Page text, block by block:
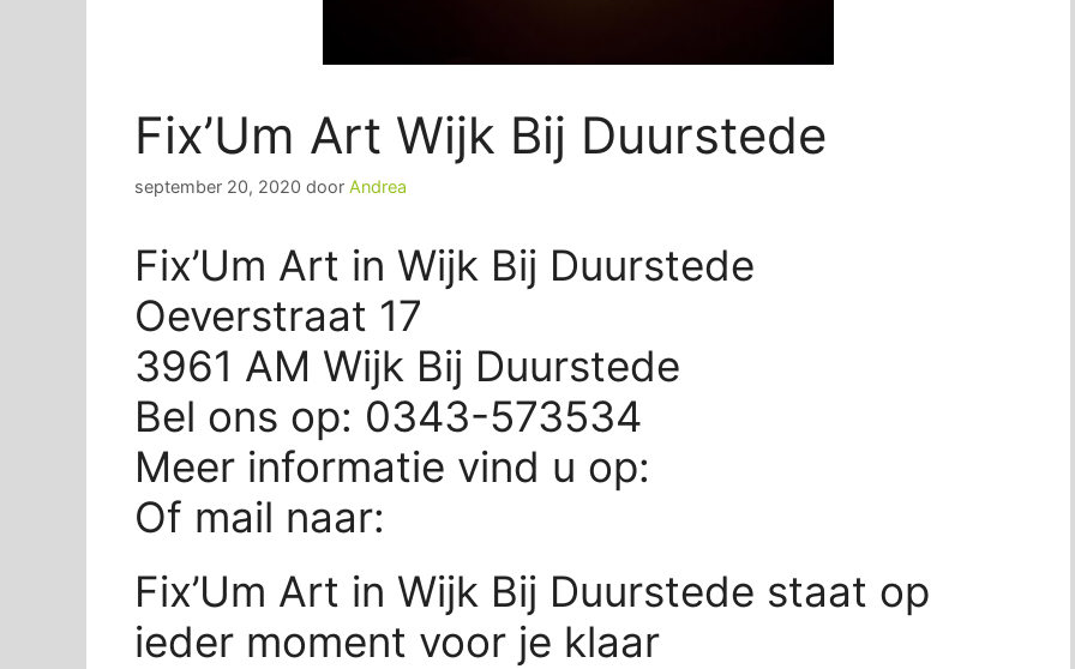
Fix’Um Art Wijk Bij Duurstede
september 20, 2020 door Andrea
Fix’Um Art in Wijk Bij Duurstede
Oeverstraat 17
3961 AM Wijk Bij Duurstede
Bel ons op: 0343-573534
Meer informatie vind u op:
Of mail naar:
Fix’Um Art in Wijk Bij Duurstede staat op
ieder moment voor je klaar